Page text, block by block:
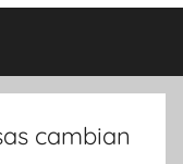
cambian